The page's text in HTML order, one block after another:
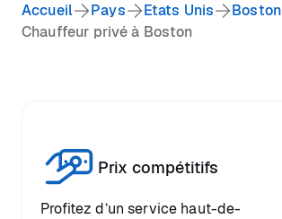
Accueil Pays Etats Unis
Boston
Chauffeur privé à Boston
Prix compétitifs
Profitez d’un service haut-de-